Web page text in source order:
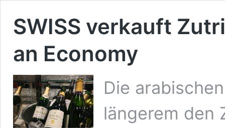
SWISS verkauft
an Economy
Die
längerem den